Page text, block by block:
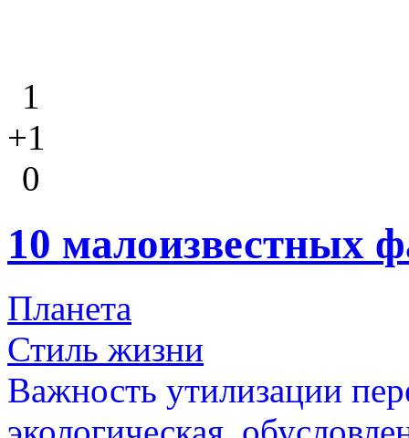
1
+1
0
10 малоизвестных
Планета
Стиль жизни
Важность утилизации